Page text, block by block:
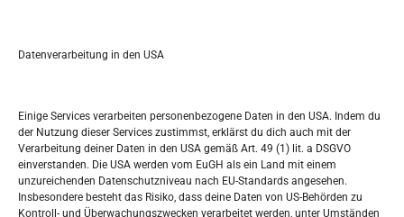
Datenverarbeitung in den USA
Einige Services verarbeiten personenbezogene Daten in den USA. Indem du
der Nutzung dieser Services zustimmst, erklärst du dich auch mit der
Verarbeitung deiner Daten in den USA gemäß Art. 49 (1) lit. a DSGVO
einverstanden. Die USA werden vom EuGH als ein Land mit einem
unzureichenden Datenschutzniveau nach EU-Standards angesehen.
Insbesondere besteht das Risiko, dass deine Daten von US-Behörden zu
Kontroll- und Überwachungszwecken verarbeitet werden, unter Umständen
FEBRUAR 2022
M D M D F S
1 2 3 4 5
7 8 9 10 11 12 13